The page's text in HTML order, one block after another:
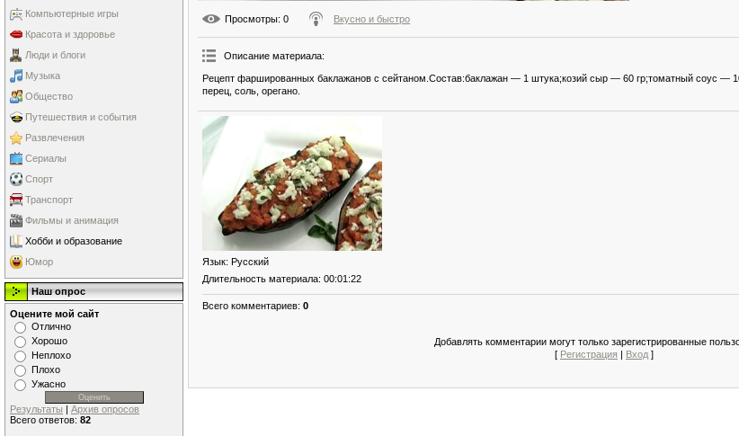
Компьютерные игры
Красота и здоровье
Люди и блоги
Музыка
Общество
Путешествия и события
Развлечения
Сериалы
Спорт
Транспорт
Фильмы и анимация
Хобби и образование
Юмор
Наш опрос
Оцените мой сайт
Отлично
Хорошо
Неплохо
Плохо
Ужасно
Результаты | Архив опросов
Всего ответов: 82
Просмотры: 0 Вкусно и быстро
Описание материала:
Рецепт фаршированных баклажанов с сейтаном.Состав:баклажан — 1 штука;козий сыр — 60 гр;томатный соус —
перец, соль, орегано.
Язык: Русский
Длительность материала: 00:01:22
Всего комментариев: 0
Добавлять комментарии могут только зарегистрированные
[ Регистрация | Вход ]